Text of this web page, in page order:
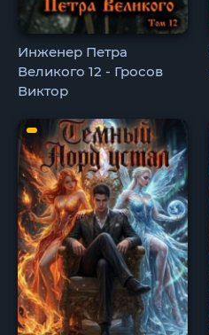
Инженер Петра
Великого 12 - Гросов
Виктор